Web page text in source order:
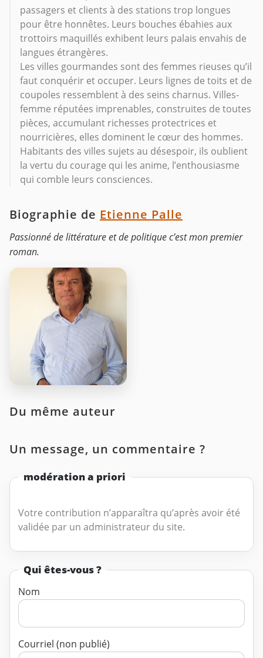
passagers et clients à des stations trop longues
pour être honnêtes. Leurs bouches ébahies aux
trottoirs maquillés exhibent leurs palais envahis de
langues étrangères.
Les villes gourmandes sont des femmes rieuses qu’il
faut conquérir et occuper. Leurs lignes de toits et de
coupoles ressemblent à des seins charnus. Villes-
femme réputées imprenables, construites de toutes
pièces, accumulant richesses protectrices et
nourricières, elles dominent le cœur des hommes.
Habitants des villes sujets au désespoir, ils oublient
la vertu du courage qui les anime, l’enthousiasme
qui comble leurs consciences.
Biographie de Etienne Palle
Passionné de littérature et de politique c’est mon premier
roman.
Du même auteur
Un message, un commentaire ?
modération a priori
Votre contribution n’apparaîtra qu’après avoir été
validée par un administrateur du site.
Qui êtes-vous ?
Nom
Courriel (non publié)